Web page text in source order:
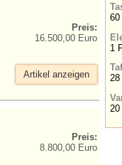
Preis:
16.500,00 Euro
Artikel anzeigen
Preis:
8.800,00 Euro
1